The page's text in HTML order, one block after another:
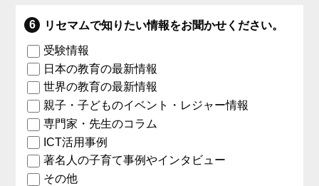
リセマムで知りたい情報をお聞かせください。
受験情報
日本の教育の最新情報
世界の教育の最新情報
親子・子どものイベント・レジャー情報
専門家・先生のコラム
ICT活用事例
著名人の子育て事例やインタビュー
その他